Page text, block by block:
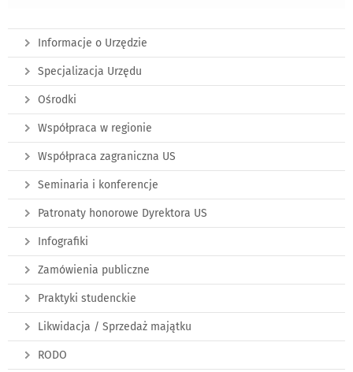
Informacje o Urzędzie
Specjalizacja Urzędu
Ośrodki
Współpraca w regionie
Współpraca zagraniczna US
Seminaria i konferencje
Patronaty honorowe Dyrektora US
Infografiki
Zamówienia publiczne
Praktyki studenckie
Likwidacja / Sprzedaż majątku
RODO